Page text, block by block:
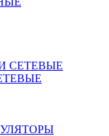
СЕТЕВЫЕ